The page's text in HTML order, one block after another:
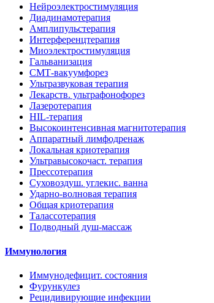
Нейроэлектростимуляция
Диадинамотерапия
Амплипульстерапия
Интерференцтерапия
Миоэлектростимуляция
Гальванизация
СМТ-вакуумфорез
Ультразвуковая терапия
Лекарств. ультрафонофорез
Лазеротерапия
HIL-терапия
Высокоинтенсивная магнитотерапия
Аппаратный лимфодренаж
Локальная криотерапия
Ультравысокочаст. терапия
Прессотерапия
Суховоздуш. углекис. ванна
Ударно-волновая терапия
Общая криотерапия
Талассотерапия
Подводный душ-массаж
Иммунология
Иммунодефицит. состояния
Фурункулез
Рецидивирующие инфекции